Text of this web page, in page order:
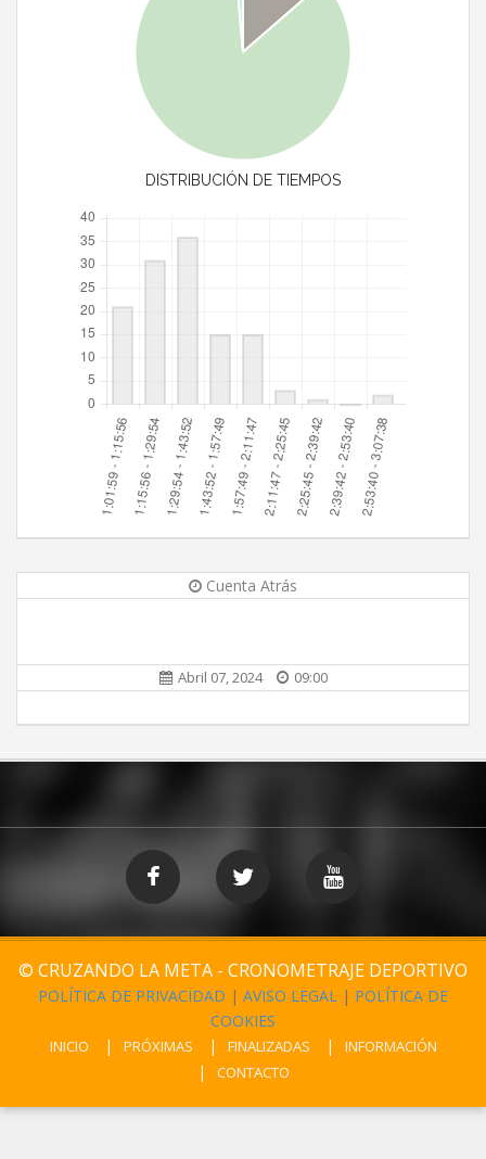
DISTRIBUCIÓN DE TIEMPOS
Cuenta Atrás
Abril 07, 2024 09:00
© CRUZANDO LA META - CRONOMETRAJE DEPORTIVO
POLÍTICA DE PRIVACIDAD | AVISO LEGAL | POLÍTICA DE
COOKIES
INICIO PRÓXIMAS FINALIZADAS
INFORMACIÓN
CONTACTO